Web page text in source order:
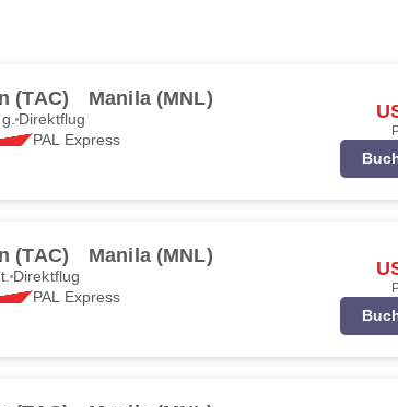
(TAC) Manila (MNL)
Direktflug
PAL Express
(TAC) Manila (MNL)
Direktflug
PAL Express